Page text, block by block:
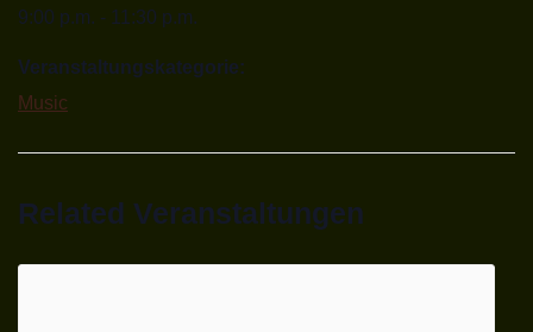
9:00 p.m. - 11:30 p.m.
Veranstaltungskategorie:
Music
Related Veranstaltungen